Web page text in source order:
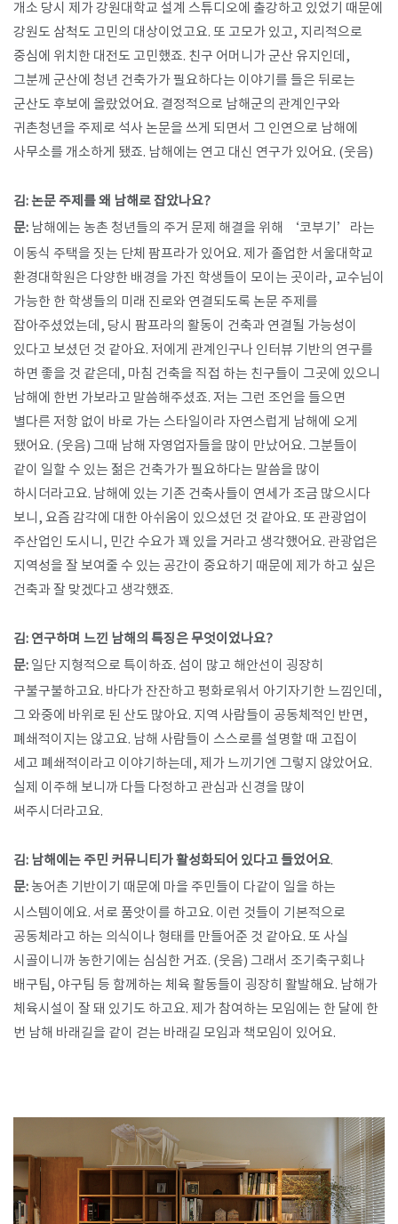
개소 당시 제가 강원대학교 설계 스튜디오에 출강하고 있었기 때문에
강원도 삼척도 고민의 대상이었고요. 또 고모가 있고, 지리적으로
중심에 위치한 대전도 고민했죠. 친구 어머니가 군산 유지인데,
그분께 군산에 청년 건축가가 필요하다는 이야기를 들은 뒤로는
군산도 후보에 올랐었어요. 결정적으로 남해군의 관계인구와
귀촌청년을 주제로 석사 논문을 쓰게 되면서 그 인연으로 남해에
사무소를 개소하게 됐죠. 남해에는 연고 대신 연구가 있어요. (웃음)
김: 논문 주제를 왜 남해로 잡았나요?
문: 남해에는 농촌 청년들의 주거 문제 해결을 위해 ‘코부기’라는
이동식 주택을 짓는 단체 팜프라가 있어요. 제가 졸업한 서울대학교
환경대학원은 다양한 배경을 가진 학생들이 모이는 곳이라, 교수님이
가능한 한 학생들의 미래 진로와 연결되도록 논문 주제를
잡아주셨었는데, 당시 팜프라의 활동이 건축과 연결될 가능성이
있다고 보셨던 것 같아요. 저에게 관계인구나 인터뷰 기반의 연구를
하면 좋을 것 같은데, 마침 건축을 직접 하는 친구들이 그곳에 있으니
남해에 한번 가보라고 말씀해주셨죠. 저는 그런 조언을 들으면
별다른 저항 없이 바로 가는 스타일이라 자연스럽게 남해에 오게
됐어요. (웃음) 그때 남해 자영업자들을 많이 만났어요. 그분들이
같이 일할 수 있는 젊은 건축가가 필요하다는 말씀을 많이
하시더라고요. 남해에 있는 기존 건축사들이 연세가 조금 많으시다
보니, 요즘 감각에 대한 아쉬움이 있으셨던 것 같아요. 또 관광업이
주산업인 도시니, 민간 수요가 꽤 있을 거라고 생각했어요. 관광업은
지역성을 잘 보여줄 수 있는 공간이 중요하기 때문에 제가 하고 싶은
건축과 잘 맞겠다고 생각했죠.
김: 연구하며 느낀 남해의 특징은 무엇이었나요?
문: 일단 지형적으로 특이하죠. 섬이 많고 해안선이 굉장히
구불구불하고요. 바다가 잔잔하고 평화로워서 아기자기한 느낌인데,
그 와중에 바위로 된 산도 많아요. 지역 사람들이 공동체적인 반면,
폐쇄적이지는 않고요. 남해 사람들이 스스로를 설명할 때 고집이
세고 폐쇄적이라고 이야기하는데, 제가 느끼기엔 그렇지 않았어요.
실제 이주해 보니까 다들 다정하고 관심과 신경을 많이
써주시더라고요.
김: 남해에는 주민 커뮤니티가 활성화되어 있다고 들었어요.
문:농어촌 기반이기 때문에 마을 주민들이 다같이 일을 하는
시스템이에요. 서로 품앗이를 하고요. 이런 것들이 기본적으로
공동체라고 하는 의식이나 형태를 만들어준 것 같아요. 또 사실
시골이니까 농한기에는 심심한 거죠. (웃음) 그래서 조기축구회나
배구팀, 야구팀 등 함께하는 체육 활동들이 굉장히 활발해요. 남해가
체육시설이 잘 돼 있기도 하고요. 제가 참여하는 모임에는 한 달에 한
번 남해 바래길을 같이 걷는 바래길 모임과 책모임이 있어요.